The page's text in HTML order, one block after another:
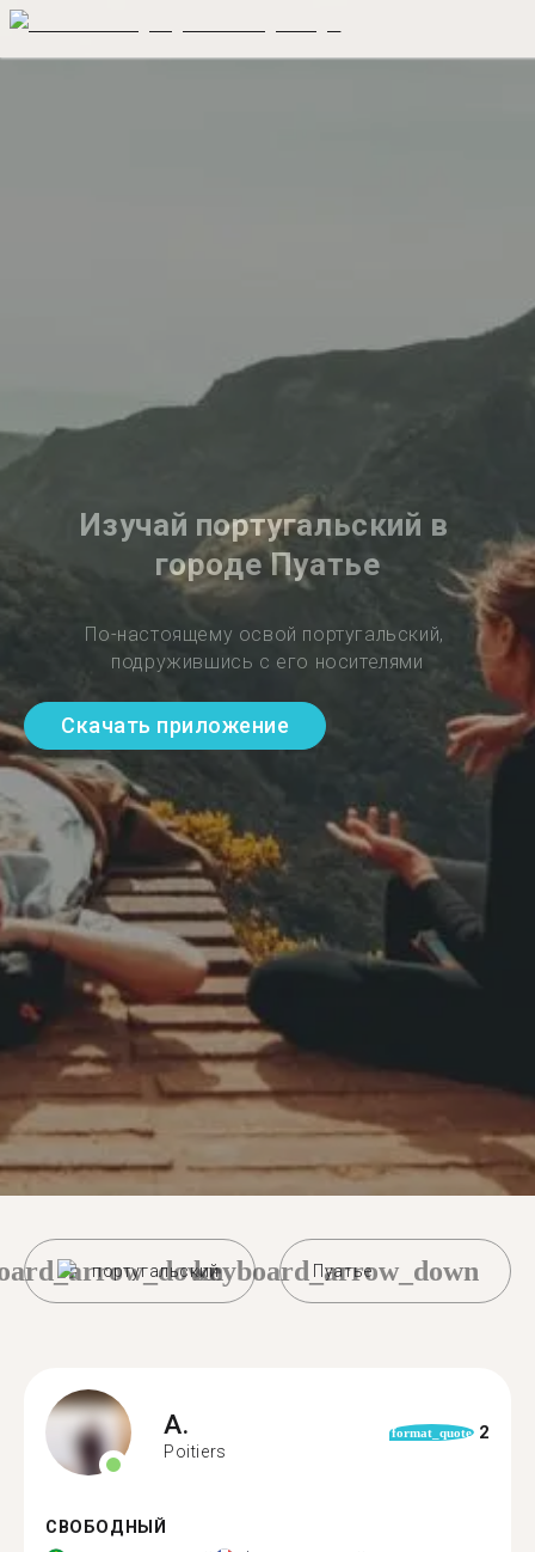
Изучай португальский в
городе Пуатье
По-настоящему освой португальский,
подружившись с его носителями
Скачать приложение
португальский Пуатье
keyboard_arrow_down
A.
Poitiers
format_quote 2
СВОБОДНЫЙ